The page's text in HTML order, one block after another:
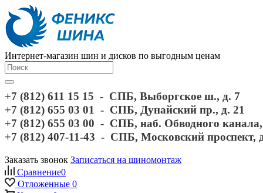
Интернет-магазин шин и дисков по выгодным ценам
+7 (812) 611 15 15 - СПБ, Выборгское ш., д. 7
+7 (812) 655 03 01 - СПБ, Дунайский пр., д. 21
+7 (812) 655 03 00 - СПБ, наб. Обводного
+7 (812) 407-11-43 - СПБ, Московский проспект,
Заказать звонок Записаться на шиномонтаж
Сравнение0
Отложенные 0